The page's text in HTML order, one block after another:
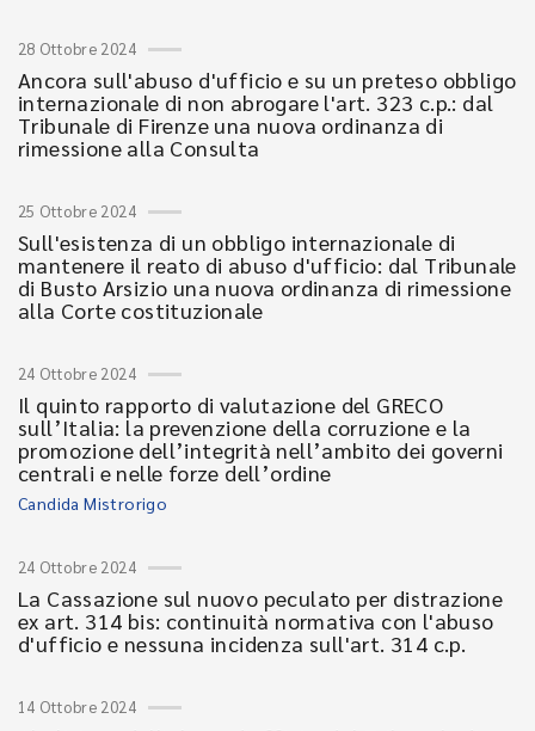
28 Ottobre 2024
Ancora sull'abuso d'ufficio e su un preteso obbligo
internazionale di non abrogare l'art. 323 c.p.: dal
Tribunale di Firenze una nuova ordinanza di
rimessione alla Consulta
25 Ottobre 2024
Sull'esistenza di un obbligo internazionale di
mantenere il reato di abuso d'ufficio: dal Tribunale
di Busto Arsizio una nuova ordinanza di rimessione
alla Corte costituzionale
24 Ottobre 2024
Il quinto rapporto di valutazione del GRECO
sull’Italia: la prevenzione della corruzione e la
promozione dell’integrità nell’ambito dei governi
centrali e nelle forze dell’ordine
Candida Mistrorigo
24 Ottobre 2024
La Cassazione sul nuovo peculato per distrazione
ex art. 314 bis: continuità normativa con l'abuso
d'ufficio e nessuna incidenza sull'art. 314 c.p.
14 Ottobre 2024